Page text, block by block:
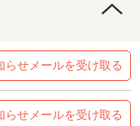
らせメールを受け取る
らせメールを受け取る